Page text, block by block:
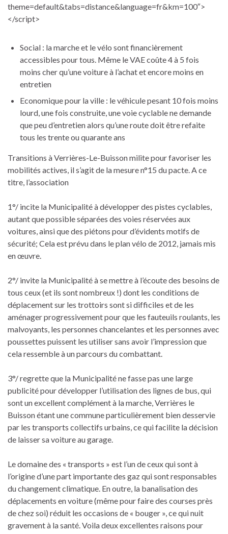
theme=default&tabs=distance&language=fr&km=100″>
</script>
Social : la marche et le vélo sont financièrement
accessibles pour tous. Même le VAE coûte 4 à 5 fois
moins cher qu’une voiture à l’achat et encore moins en
entretien
Economique pour la ville : le véhicule pesant 10 fois moins
lourd, une fois construite, une voie cyclable ne demande
que peu d’entretien alors qu’une route doit être refaite
tous les trente ou quarante ans
Transitions à Verrières-Le-Buisson milite pour favoriser les
mobilités actives, il s’agit de la mesure n°15 du pacte. A ce
titre, l’association
1°/ incite la Municipalité à développer des pistes cyclables,
autant que possible séparées des voies réservées aux
voitures, ainsi que des piétons pour d’évidents motifs de
sécurité; Cela est prévu dans le plan vélo de 2012, jamais mis
en œuvre.
2°/ invite la Municipalité à se mettre à l’écoute des besoins de
tous ceux (et ils sont nombreux !) dont les conditions de
déplacement sur les trottoirs sont si difficiles et de les
aménager progressivement pour que les fauteuils roulants, les
malvoyants, les personnes chancelantes et les personnes avec
poussettes puissent les utiliser sans avoir l’impression que
cela ressemble à un parcours du combattant.
3°/ regrette que la Municipalité ne fasse pas une large
publicité pour développer l’utilisation des lignes de bus, qui
sont un excellent complément à la marche, Verrières le
Buisson étant une commune particulièrement bien desservie
par les transports collectifs urbains, ce qui facilite la décision
de laisser sa voiture au garage.
Le domaine des « transports » est l’un de ceux qui sont à
l’origine d’une part importante des gaz qui sont responsables
du changement climatique. En outre, la banalisation des
déplacements en voiture (même pour faire des courses près
de chez soi) réduit les occasions de « bouger », ce qui nuit
gravement à la santé. Voila deux excellentes raisons pour